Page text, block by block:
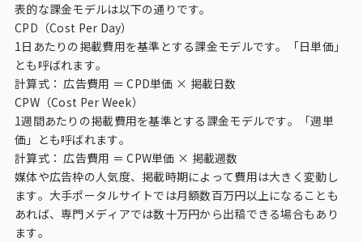
表的な課金モデルは以下の通りです。
CPD（Cost Per Day）
1日あたりの掲載費用を基準とする課金モデルです。「日単価」
とも呼ばれます。
計算式： 広告費用 ＝ CPD単価 × 掲載日数
CPW（Cost Per Week）
1週間あたりの掲載費用を基準とする課金モデルです。「週単
価」とも呼ばれます。
計算式： 広告費用 ＝ CPW単価 × 掲載週数
媒体や広告枠の人気度、掲載時期によって費用は大きく変動し
ます。大手ポータルサイトでは月額数百万円以上になることも
あれば、専門メディアでは数十万円から出稿できる場合もあり
ます。